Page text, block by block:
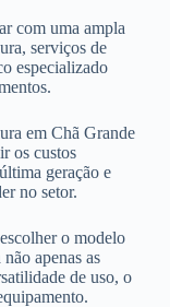
com uma ampla
serviços de
especializado
em Chã Grande
os custos
geração e
no setor.
o modelo
apenas as
de uso, o